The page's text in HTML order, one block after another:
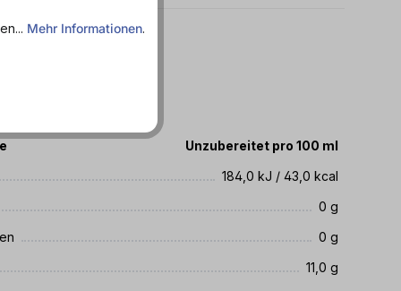
Unzubereitet pro 100 ml
184,0 kJ / 43,0 kcal
0 g
0 g
11,0 g
Mehr Informationen.